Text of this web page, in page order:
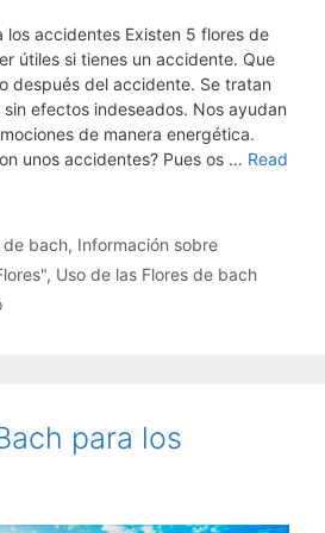
accidentes Existen 5 flores de
útiles si tienes un accidente. Que
después del accidente. Se tratan
efectos indeseados. Nos ayudan
de manera energética.
unos accidentes? Pues os … Read
de bach, Información sobre
, Uso de las Flores de bach
para los